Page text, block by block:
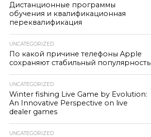
Дистанционные программы
обучения и квалификационная
переквалификация
UNCATEGORIZED
По какой причине телефоны Apple
сохраняют стабильный популярность
UNCATEGORIZED
Winter fishing Live Game by Evolution:
An Innovative Perspective on live
dealer games
UNCATEGORIZED